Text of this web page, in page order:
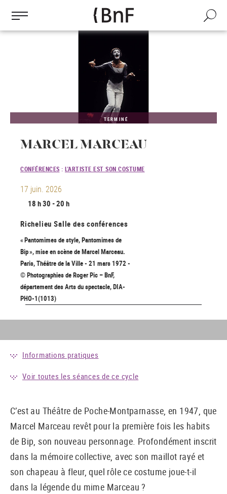
contenu
Recherche
TERMINÉ
MARCEL MARCEAU
CONFÉRENCES : L'ARTISTE EST SON COSTUME
17 juin. 2026
18 h 30 - 20 h
Richelieu Salle des conférences
« Pantomimes de style, Pantomimes de
Bip », mise en scène de Marcel Marceau.
Paris, Théâtre de la Ville - 21 mars 1972 -
© Photographies de Roger Pic – BnF,
département des Arts du spectacle, DIA-
PHO-1(1013)
Informations pratiques
Voir toutes les séances de ce cycle
C’est au Théâtre de Poche-Montparnasse, en 1947, que
Marcel Marceau revêt pour la première fois les habits
de Bip, son nouveau personnage. Profondément inscrit
dans la mémoire collective, avec son maillot rayé et
son chapeau à fleur, quel rôle ce costume joue-t-il
dans la légende du mime Marceau ?